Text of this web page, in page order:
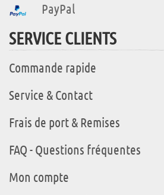
PayPal
SERVICE CLIENTS
Commande rapide
Service & Contact
Frais de port & Remises
FAQ - Questions fréquentes
Mon compte